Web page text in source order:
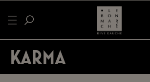
KARMA